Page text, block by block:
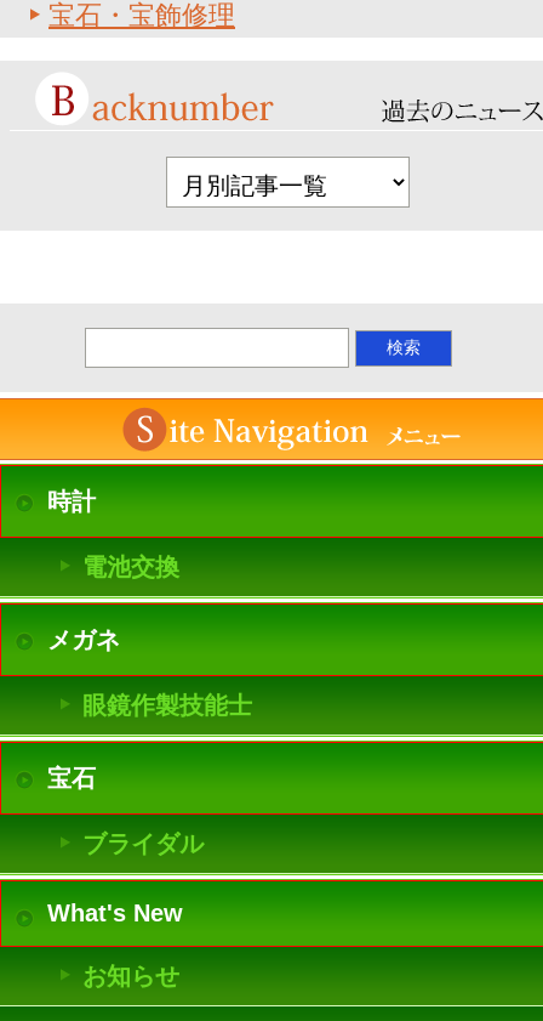
宝石・宝飾修理
時計
電池交換
メガネ
眼鏡作製技能士
宝石
ブライダル
What's New
お知らせ